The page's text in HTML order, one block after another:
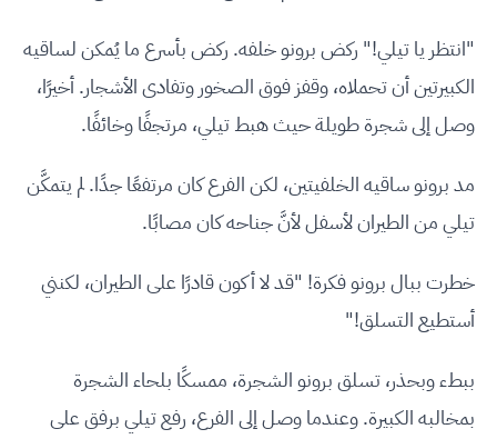
"انتظر يا تيلي!" ركض برونو خلفه. ركض بأسرع ما يُمكن لساقيه
الكبيرتين أن تحملاه، وقفز فوق الصخور وتفادى الأشجار. أخيرًا،
وصل إلى شجرة طويلة حيث هبط تيلي، مرتجفًا وخائفًا.
مد برونو ساقيه الخلفيتين، لكن الفرع كان مرتفعًا جدًا. لم يتمكَّن
تيلي من الطيران لأسفل لأنَّ جناحه كان مصابًا.
خطرت ببال برونو فكرة! "قد لا أكون قادرًا على الطيران، لكنني
أستطيع التسلق!"
ببطء وبحذر، تسلق برونو الشجرة، ممسكًا بلحاء الشجرة
بمخالبه الكبيرة. وعندما وصل إلى الفرع، رفع تيلي برفق على